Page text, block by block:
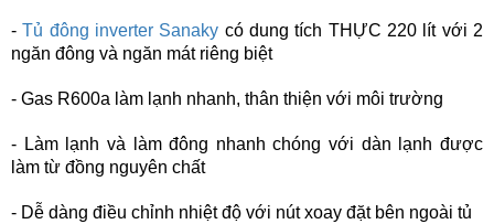
-Tủ đông inverter Sanaky có dung tích THỰC 220 lít với 2
ngăn đông và ngăn mát riêng biệt
- Gas R600a làm lạnh nhanh, thân thiện với môi trường
- Làm lạnh và làm đông nhanh chóng với dàn lạnh được
làm từ đồng nguyên chất
- Dễ dàng điều chỉnh nhiệt độ với nút xoay đặt bên ngoài tủ